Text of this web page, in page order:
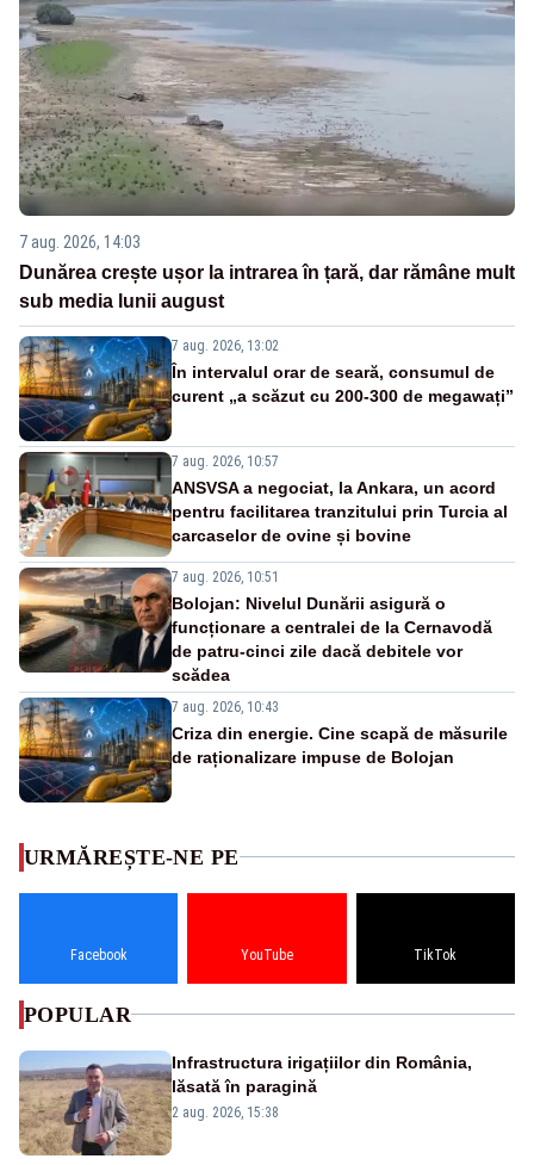
7 aug. 2026, 14:03
Dunărea crește ușor la intrarea în țară, dar rămâne mult
sub media lunii august
7 aug. 2026, 13:02
În intervalul orar de seară, consumul de
curent „a scăzut cu 200-300 de megawați”
7 aug. 2026, 10:57
ANSVSA a negociat, la Ankara, un acord
pentru facilitarea tranzitului prin Turcia al
carcaselor de ovine și bovine
7 aug. 2026, 10:51
Bolojan: Nivelul Dunării asigură o
funcționare a centralei de la Cernavodă
de patru-cinci zile dacă debitele vor
scădea
7 aug. 2026, 10:43
Criza din energie. Cine scapă de măsurile
de raționalizare impuse de Bolojan
URMĂREȘTE-NE PE
Facebook YouTube TikTok
POPULAR
Infrastructura irigațiilor din România,
lăsată în paragină
2 aug. 2026, 15:38